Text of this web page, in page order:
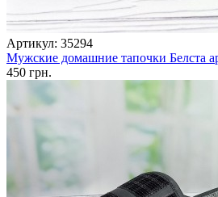
Артикул: 35294
Мужские домашние тапочки Белста
450 грн.